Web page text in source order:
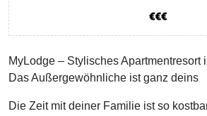
MyLodge – Stylisches Apartmentresort
Das Außergewöhnliche ist ganz deins
Die Zeit mit deiner Familie ist so